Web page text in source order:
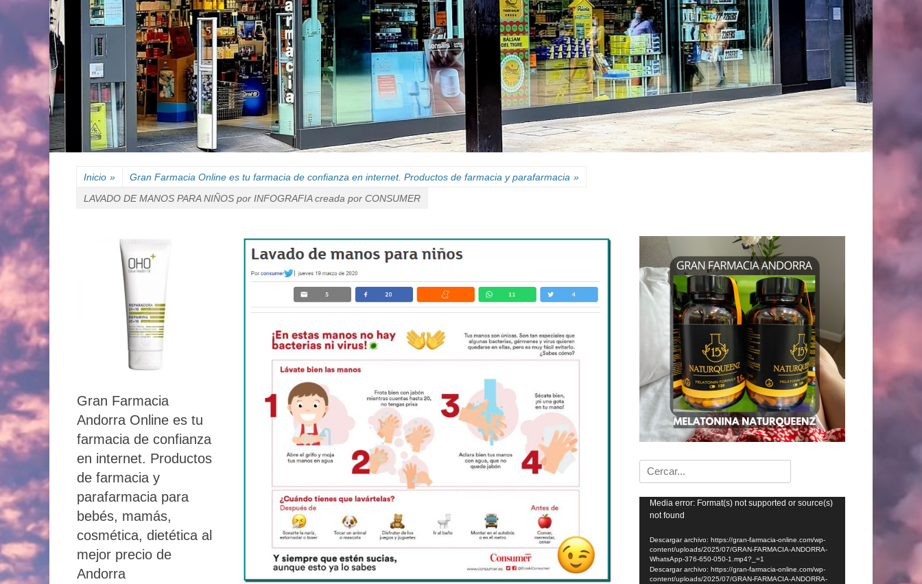
Inicio » Gran Farmacia Online es tu farmacia de confianza en internet. Productos de farmacia y parafarmacia »
LAVADO DE MANOS PARA NIÑOS por INFOGRAFIA creada por CONSUMER
Buscar:
Reproductor
Media error: Format(s) not supported or source(s)
not found
Descargar archivo: https://gran-farmacia-online.com/wp-
content/uploads/2025/07/GRAN-FARMACIA-ANDORRA-
WhatsApp-376-650-050-1.mp4?_=1
Descargar archivo: https://gran-farmacia-online.com/wp-
content/uploads/2025/07/GRAN-FARMACIA-ANDORRA-
Gran Farmacia
Andorra Online es tu
farmacia de confianza
en internet. Productos
de farmacia y
parafarmacia para
bebés, mamás,
cosmética, dietética al
mejor precio de
Andorra